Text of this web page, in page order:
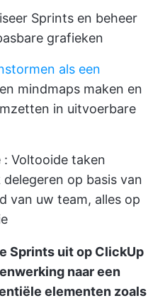
Sprints en beheer
grafieken
als een
mindmaps maken en
in uitvoerbare
: Voltooide taken
op basis van
van uw team, alles op
Sprints uit op ClickUp
naar een
elementen zoals